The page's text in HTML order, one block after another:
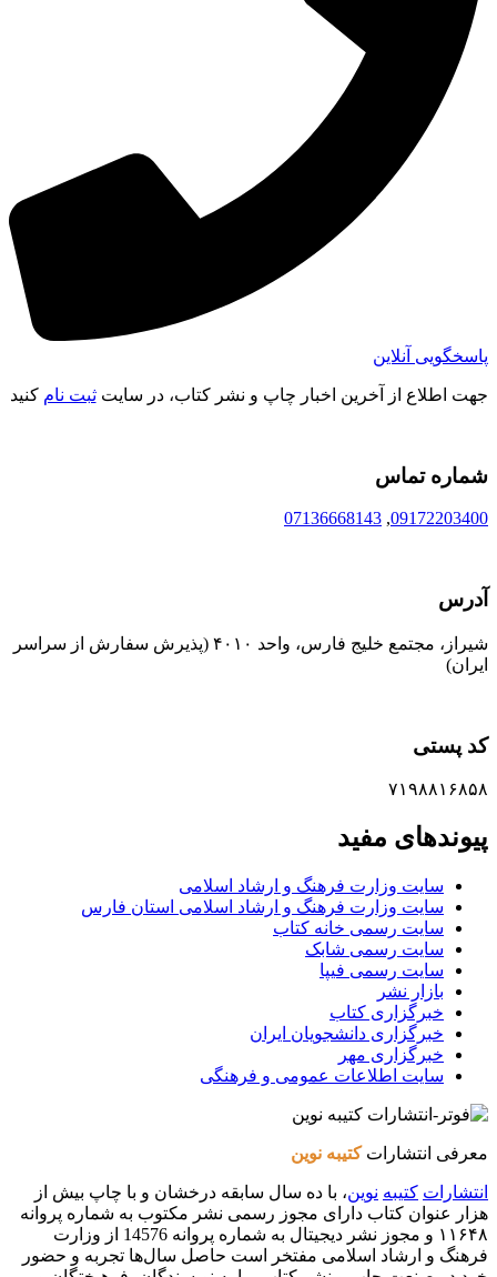
پاسخگویی آنلاین
جهت اطلاع از آخرین اخبار چاپ و نشر کتاب، در سایتثبت نام کنید
شماره تماس
09172203400
,
07136668143
آدرس
شیراز، مجتمع خلیج فارس، واحد ۴۰۱۰ (پذیرش سفارش از سراسر
ایران)
کد پستی
۷۱۹۸۸۱۶۸۵۸
پیوندهای مفید
سایت وزارت فرهنگ و ارشاد اسلامی
سایت وزارت فرهنگ و ارشاد اسلامی استان فارس
سایت رسمی خانه کتاب
سایت رسمی شابک
سایت رسمی فیپا
بازار نشر
خبرگزاری کتاب
خبرگزاری دانشجویان ایران
خبرگزاری مهر
سایت اطلاعات عمومی و فرهنگی
معرفی انتشاراتکتیبه نوین
انتشارات کتیبه نوین، با ده سال سابقه درخشان و با چاپ بیش از
هزار عنوان کتاب دارای مجوز رسمی نشر مکتوب به شماره پروانه
۱۱۶۴۸ و مجوز نشر دیجیتال به شماره پروانه 14576 از وزارت
فرهنگ و ارشاد اسلامی مفتخر است حاصل سال‌ها تجربه و حضور